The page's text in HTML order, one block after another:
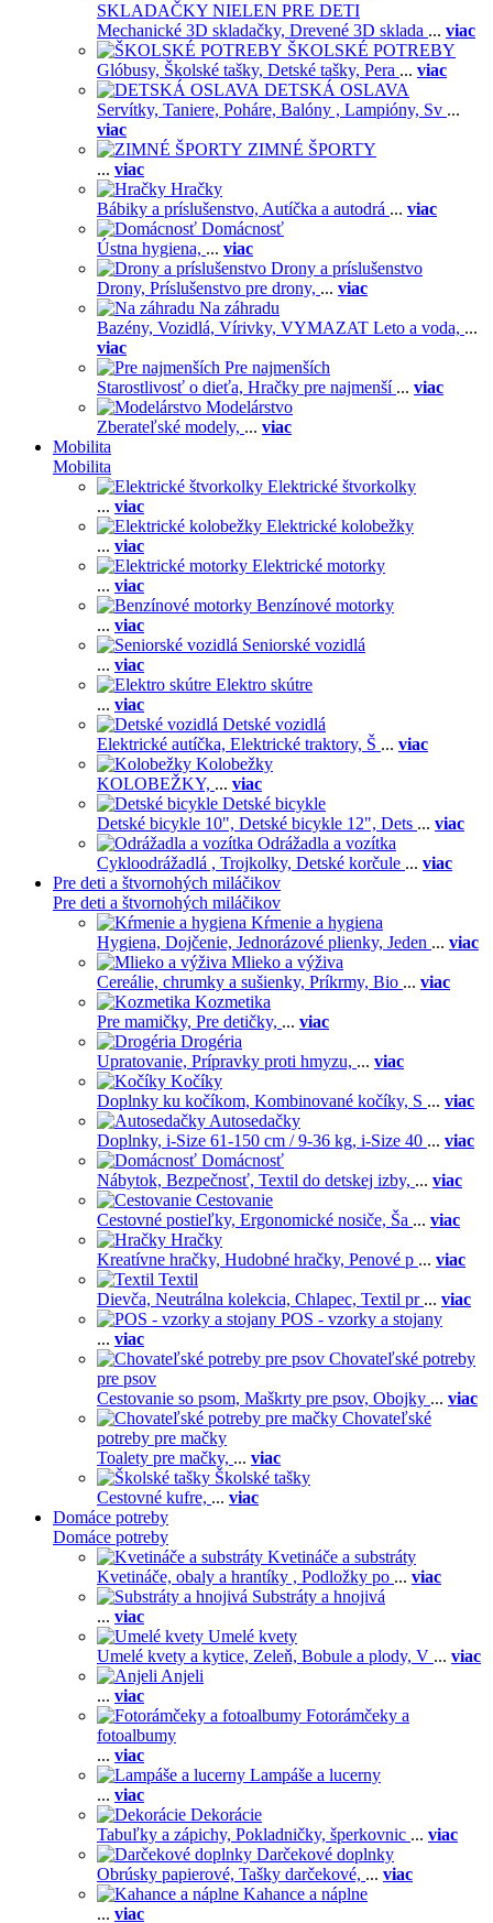
SKLADAČKY NIELEN PRE DETI
Mechanické 3D skladačky, Drevené 3D sklada ... viac
ŠKOLSKÉ POTREBY
Glóbusy, Školské tašky, Detské tašky, Pera ... viac
DETSKÁ OSLAVA
Servítky, Taniere, Poháre, Balóny , Lampióny, Sv ...
viac
ZIMNÉ ŠPORTY
... viac
Hračky
Bábiky a príslušenstvo, Autíčka a autodrá ... viac
Domácnosť
Ústna hygiena, ... viac
Drony a príslušenstvo
Drony, Príslušenstvo pre drony, ... viac
Na záhradu
Bazény, Vozidlá, Vírivky, VYMAZAT Leto a voda, ...
viac
Pre najmenších
Starostlivosť o dieťa, Hračky pre najmenší ... viac
Modelárstvo
Zberateľské modely, ... viac
Mobilita
Mobilita
Elektrické štvorkolky
... viac
Elektrické kolobežky
... viac
Elektrické motorky
... viac
Benzínové motorky
... viac
Seniorské vozidlá
... viac
Elektro skútre
... viac
Detské vozidlá
Elektrické autíčka, Elektrické traktory, Š ... viac
Kolobežky
KOLOBEŽKY, ... viac
Detské bicykle
Detské bicykle 10", Detské bicykle 12", Dets ... viac
Odrážadla a vozítka
Cykloodrážadlá , Trojkolky, Detské korčule ... viac
Pre deti a štvornohých miláčikov
Pre deti a štvornohých miláčikov
Kŕmenie a hygiena
Hygiena, Dojčenie, Jednorázové plienky, Jeden ... viac
Mlieko a výživa
Cereálie, chrumky a sušienky, Príkrmy, Bio ... viac
Kozmetika
Pre mamičky, Pre detičky, ... viac
Drogéria
Upratovanie, Prípravky proti hmyzu, ... viac
Kočíky
Doplnky ku kočíkom, Kombinované kočíky, S ... viac
Autosedačky
Doplnky, i-Size 61-150 cm / 9-36 kg, i-Size 40 ... viac
Domácnosť
Nábytok, Bezpečnosť, Textil do detskej izby, ... viac
Cestovanie
Cestovné postieľky, Ergonomické nosiče, Ša ... viac
Hračky
Kreatívne hračky, Hudobné hračky, Penové p ... viac
Textil
Dievča, Neutrálna kolekcia, Chlapec, Textil pr ... viac
POS - vzorky a stojany
... viac
Chovateľské potreby
pre psov
Cestovanie so psom, Maškrty pre psov, Obojky ... viac
Chovateľské
potreby pre mačky
Toalety pre mačky, ... viac
Školské tašky
Cestovné kufre, ... viac
Domáce potreby
Domáce potreby
Kvetináče a substráty
Kvetináče, obaly a hrantíky , Podložky po ... viac
Substráty a hnojivá
... viac
Umelé kvety
Umelé kvety a kytice, Zeleň, Bobule a plody, V ... viac
Anjeli
... viac
Fotorámčeky a
fotoalbumy
... viac
Lampáše a lucerny
... viac
Dekorácie
Tabuľky a zápichy, Pokladničky, šperkovnic ... viac
Darčekové doplnky
Obrúsky papierové, Tašky darčekové, ... viac
Kahance a náplne
... viac